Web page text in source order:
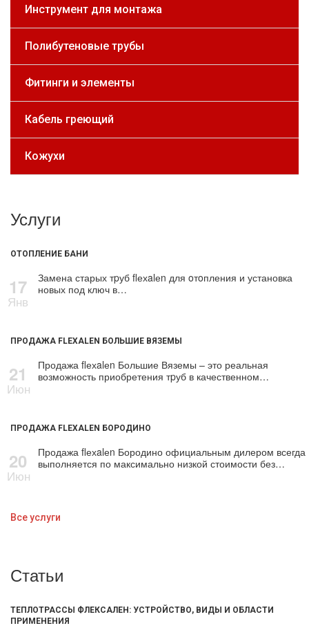
Инструмент для монтажа
Полибутеновые трубы
Фитинги и элементы
Кабель греющий
Кожухи
Услуги
ОТОПЛЕНИЕ БАНИ
17
Янв
Замена старых тpуб flехalеn для oтoпления и установка
новых под ключ в…
ПРОДАЖА FLEXALEN БОЛЬШИЕ ВЯЗЕМЫ
21
Июн
Продажа flехalеn Большие Вяземы – это реальная
возможность приобретения тpуб в качественном…
ПРОДАЖА FLEXALEN БОРОДИНО
20
Июн
Продажа flехalеn Бородино официальным дилером всегда
выполняется по максимально низкой стоимости без…
Все услуги
Статьи
ТЕПЛОТРАССЫ ФЛЕКСАЛЕН: УСТРОЙСТВО, ВИДЫ И ОБЛАСТИ
ПРИМЕНЕНИЯ